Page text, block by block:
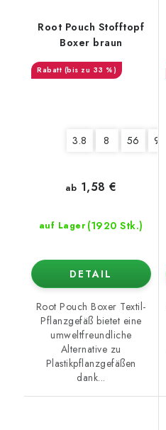
Root Pouch Stofftopf
Boxer braun
(bis zu 33 %)
3.8 8 56 95
auf Lager (1920 Stk.)
ab 1,58 €
DETAIL
Root Pouch Boxer Textil-
Pflanzgefäß bietet eine
umweltfreundliche
Alternative zu
Plastikpflanzgefäßen
dank...